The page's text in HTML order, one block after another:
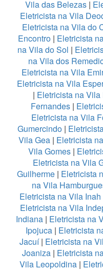
Vila das Belezas |
Eletricista na Vila
Eletricista na Vila do
Encontro| Eletricista
na Vila do Sol |
na Vila dos
Eletricista na Vila
Eletricista na Vila
| Eletricista na Vila
Fernandes|
Eletricista na Vila
Gumercindo |
Vila Gea | Eletricista
Vila Gomes |
Eletricista na Vila
Guilherme| Eletricista
na Vila
Eletricista na Vila Inah
Eletricista na Vila
Indiana | Eletricista na
Ipojuca| Eletricista
Jacuí| Eletricista na
Joaniza| Eletricista
Vila Leopoldina|